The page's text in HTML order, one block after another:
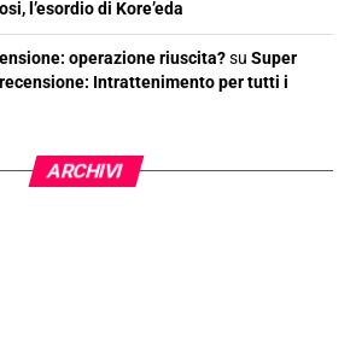
l’esordio di Kore’eda
operazione riuscita?su Super
Intrattenimento per tutti i
ARCHIVI